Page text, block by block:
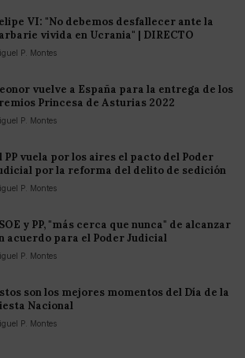
VI: "No debemos desfallecer ante la
vivida en Ucrania" | DIRECTO
P. Montes
vuelve a España para la entrega de los
Princesa de Asturias 2022
P. Montes
PP vuela por los aires el pacto del Poder
por la reforma del delito de sedición
P. Montes
y PP, "más cerca que nunca" de alcanzar
acuerdo para el Poder Judicial
P. Montes
son los mejores momentos del Día de la
Nacional
P. Montes